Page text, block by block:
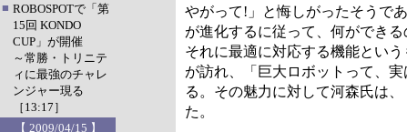
■ ROBOSPOTで「第
15回 KONDO
CUP」が開催
～常勝・トリニテ
ィに最強のチャレ
ンジャー現る
［13:17］
【 2009/04/15 】
やがって!」と悔しがったそうで
が進化するに従って、何ができ
それに最適に対応する機能とい
が訪れ、「巨大ロボットって、
る。その魅力に対して河森氏は
た。